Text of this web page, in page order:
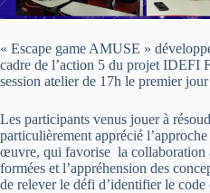
« Escape game AMUSE »
cadre de l’action 5 du projet IDEFI
session atelier de 17h le premier
Les participants venus jouer à
particulièrement apprécié
œuvre, qui favorise la collaboration
formées et l’appréhension des
de relever le défi d’identifier le